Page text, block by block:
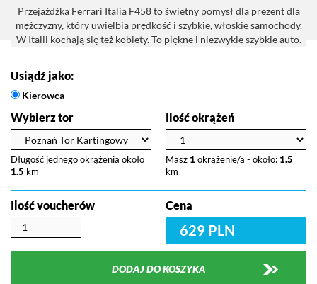
Przejażdżka Ferrari Italia F458 to świetny pomysł dla prezent dla
mężczyzny, który uwielbia prędkość i szybkie, włoskie samochody.
W Italii kochają się też kobiety. To piękne i niezwykle szybkie auto.
Usiądź jako:
Kierowca
Wybierz tor
Długość jednego okrążenia około
1.5 km
Ilość okrążeń
Masz 1 okrążenie/a - około: 1.5
km
Ilość voucherów Cena
629 PLN
DODAJ DO KOSZYKA